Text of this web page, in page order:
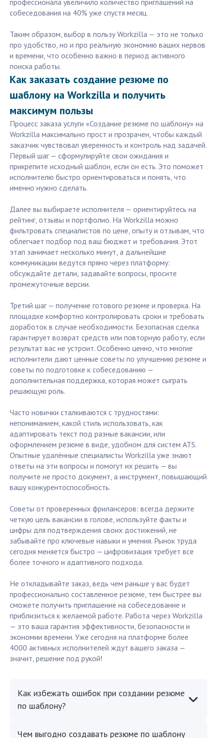
профессионала увеличило количество приглашений на
собеседования на 40% уже спустя месяц.
Таким образом, выбор в пользу Workzilla — это не только
про удобство, но и про реальную экономию ваших нервов
и времени, что особенно важно в период активного
поиска работы.
Как заказать создание резюме по
шаблону на Workzilla и получить
максимум пользы
Процесс заказа услуги «Создание резюме по шаблону» на
Workzilla максимально прост и прозрачен, чтобы каждый
заказчик чувствовал уверенность и контроль над задачей.
Первый шаг — сформулируйте свои ожидания и
прикрепите исходный шаблон, если он есть. Это поможет
исполнителю быстро ориентироваться и понять, что
именно нужно сделать.
Далее вы выбираете исполнителя — ориентируйтесь на
рейтинг, отзывы и портфолио. На Workzilla можно
фильтровать специалистов по цене, опыту и отзывам, что
облегчает подбор под ваш бюджет и требования. Этот
этап занимает несколько минут, а дальнейшие
коммуникации ведутся прямо через платформу:
обсуждайте детали, задавайте вопросы, просите
промежуточные версии.
Третий шаг — получение готового резюме и проверка. На
площадке комфортно контролировать сроки и требовать
доработок в случае необходимости. Безопасная сделка
гарантирует возврат средств или повторную работу, если
результат вас не устроит. Особенно ценно, что многие
исполнители дают ценные советы по улучшению резюме и
советы по подготовке к собеседованию —
дополнительная поддержка, которая может сыграть
решающую роль.
Часто новички сталкиваются с трудностями:
непониманием, какой стиль использовать, как
адаптировать текст под разные вакансии, или
оформлением резюме в виде, удобном для систем ATS.
Опытные удалённые специалисты Workzilla уже знают
ответы на эти вопросы и помогут их решить — вы
получите не просто документ, а инструмент, повышающий
вашу конкурентоспособность.
Советы от проверенных фрилансеров: всегда держите
четкую цель вакансии в голове, используйте факты и
цифры для подтверждения своих достижений, не
забывайте про ключевые навыки и умения. Рынок труда
сегодня меняется быстро — цифровизация требует все
более точного и адаптивного подхода.
Не откладывайте заказ, ведь чем раньше у вас будет
профессионально составленное резюме, тем быстрее вы
сможете получить приглашение на собеседование и
приблизиться к желаемой работе. Работа через Workzilla
— это ваша гарантия эффективности, безопасности и
экономии времени. Уже сегодня на платформе более
4000 активных исполнителей ждут вашего заказа —
значит, решение под рукой!
Как избежать ошибок при создании резюме
по шаблону?
Чем выгодно создавать резюме по шаблону